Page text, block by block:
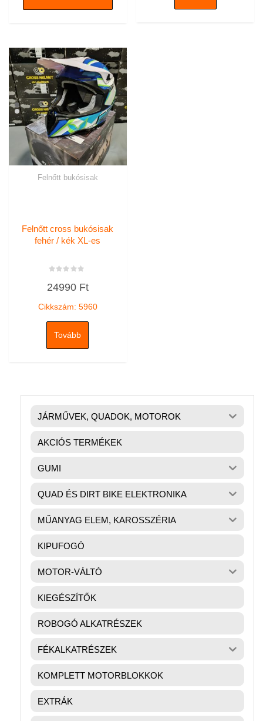
Felnőtt bukósisak
Felnőtt cross bukósisak
fehér / kék XL-es
0
24990 Ft
Cikkszám: 5960
Tovább
JÁRMŰVEK, QUADOK, MOTOROK
AKCIÓS TERMÉKEK
GUMI
QUAD ÉS DIRT BIKE ELEKTRONIKA
MŰANYAG ELEM, KAROSSZÉRIA
KIPUFOGÓ
MOTOR-VÁLTÓ
KIEGÉSZÍTŐK
ROBOGÓ ALKATRÉSZEK
FÉKALKATRÉSZEK
KOMPLETT MOTORBLOKKOK
EXTRÁK